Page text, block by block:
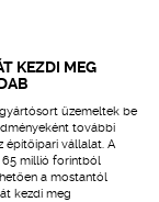
KEZDI MEG
üzemeltek be
további
építőipari vállalat. A
65 millió forintból
a mostantól
kezdi meg